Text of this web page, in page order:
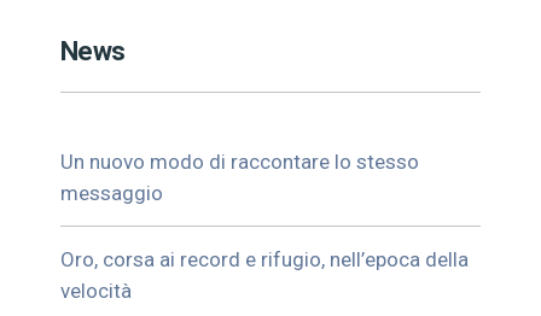
News
Un nuovo modo di raccontare lo stesso
messaggio
Oro, corsa ai record e rifugio, nell’epoca della
velocità